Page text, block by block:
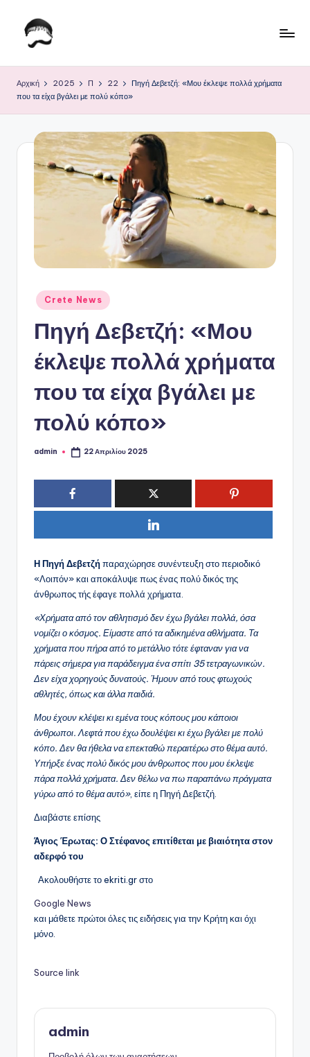
Μετάβαση
ο
Κ
Αρχική 2025 Π 22
Πηγή Δεβετζή: «Μου έκλεψε πολλά χρήματα
που τα είχα βγάλει με πολύ κόπο»
Αναρτήθηκε
σε
Crete News
Πηγή Δεβετζή: «Μου
έκλεψε πολλά χρήματα
που τα είχα βγάλει με
πολύ κόπο»
Συγγραφέας:
admin 22 Απριλίου 2025
Η Πηγή Δεβετζήπαραχώρησε συνέντευξη στο περιοδικό
«Λοιπόν» και αποκάλυψε πως ένας πολύ δικός της
άνθρωπος τής έφαγε πολλά χρήματα.
«Χρήματα από τον αθλητισμό δεν έχω βγάλει πολλά, όσα
νομίζει ο κόσμος. Είμαστε από τα αδικημένα αθλήματα. Τα
χρήματα που πήρα από το μετάλλιο τότε έφταναν για να
πάρεις σήμερα για παράδειγμα ένα σπίτι 35 τετραγωνικών.
Δεν είχα χορηγούς δυνατούς. Ήμουν από τους φτωχούς
αθλητές, όπως και άλλα παιδιά.
Μου έχουν κλέψει κι εμένα τους κόπους μου κάποιοι
άνθρωποι. Λεφτά που έχω δουλέψει κι έχω βγάλει με πολύ
κόπο. Δεν θα ήθελα να επεκταθώ περαιτέρω στο θέμα αυτό.
Υπήρξε ένας πολύ δικός μου άνθρωπος που μου έκλεψε
πάρα πολλά χρήματα. Δεν θέλω να πω παραπάνω πράγματα
γύρω από το θέμα αυτό», είπε η Πηγή Δεβετζή.
Διαβάστε επίσης
Άγιος Έρωτας: Ο Στέφανος επιτίθεται με βιαιότητα στον
αδερφό του
Ακολουθήστε το ekriti.gr στο
Google News
και μάθετε πρώτοι όλες τις ειδήσεις για την Κρήτη και όχι
μόνο.
Source link
admin